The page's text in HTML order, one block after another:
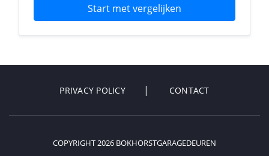
Start met vergelijken
PRIVACY POLICY CONTACT
COPYRIGHT 2026 BOKHORSTGARAGEDEUREN